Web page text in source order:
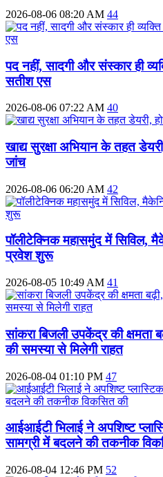
2026-08-06 08:20 AM 44
पद नहीं, सादगी और संस्कार ही
सतीश एस
2026-08-06 07:22 AM 40
खाद्य सुरक्षा अभियान के तहत
जांच
2026-08-06 06:20 AM 42
पॉलीटेक्निक महासमुंद में
प्रवेश शुरू
2026-08-05 10:49 AM 41
सांकरा बिजली उपकेंद्र की
की समस्या से मिलेगी राहत
2026-08-04 01:10 PM 47
आईआईटी भिलाई ने अपशिष्ट
सामग्री में बदलने की तकनीक
2026-08-04 12:46 PM 52